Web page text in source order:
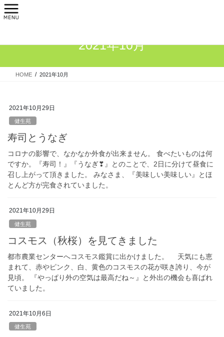
コ
ン
ツ
ス
ナ
ビ
シ
ン
2021年10月
HOME 2021年10月
2021年10月29日
健生苑
寿司とうなぎ
コロナの影響で、なかなか外食が出来ません。 食べたいものは何
ですか。『寿司！』『うなぎ❣』とのことで、2日に分けて昼食に
召し上がって頂きました。 みなさま、『美味しい美味しい』とほ
とんど方が完食されていました。
2021年10月29日
健生苑
コスモス（秋桜）を見てきました
都市農業センターへコスモス鑑賞に出かけました。 天気にも恵
まれて、赤やピンク、白、黄色のコスモスの花が咲き誇り、今が
見頃。 『やっぱり外の空気は最高だね～』と外出の機会も喜ばれ
ていました。
2021年10月6日
健生苑